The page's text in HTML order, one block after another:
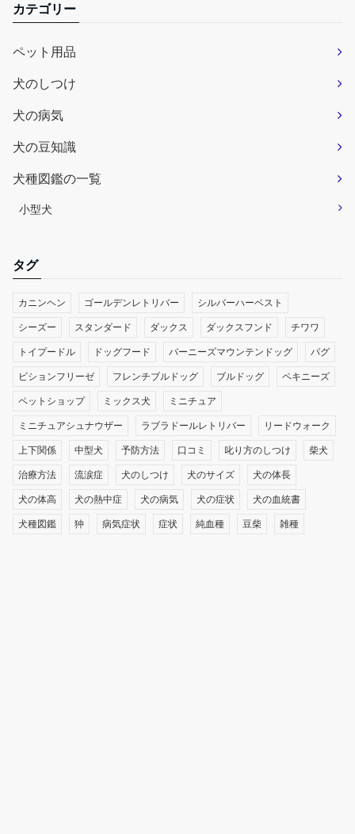
カテゴリー
ペット用品
犬のしつけ
犬の病気
犬の豆知識
犬種図鑑の一覧
小型犬
タグ
カニンヘン ゴールデンレトリバー シルバーハーベスト
シーズー スタンダード ダックス ダックスフンド チワワ
トイプードル ドッグフード バーニーズマウンテンドッグ パグ
ビションフリーゼ フレンチブルドッグ ブルドッグ ペキニーズ
ペットショップ ミックス犬 ミニチュア
ミニチュアシュナウザー ラブラドールレトリバー リードウォーク
上下関係 中型犬 予防方法 口コミ 叱り方のしつけ 柴犬
治療方法 流涙症 犬のしつけ 犬のサイズ 犬の体長
犬の体高 犬の熱中症 犬の病気 犬の症状 犬の血統書
犬種図鑑 狆 病気症状 症状 純血種 豆柴 雑種